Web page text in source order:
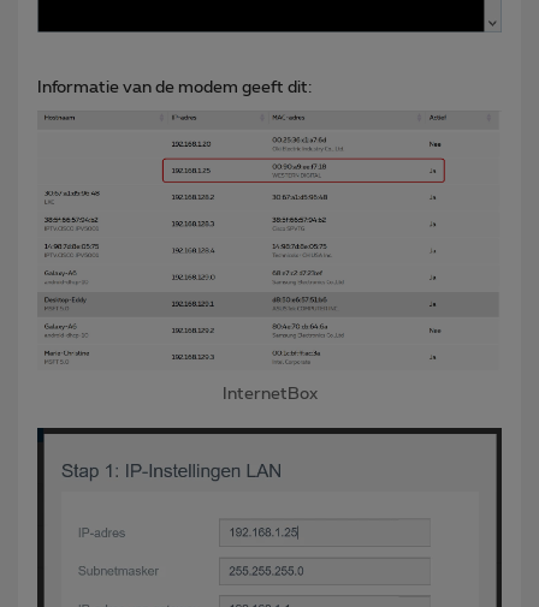
Informatie van de modem geeft dit:
InternetBox